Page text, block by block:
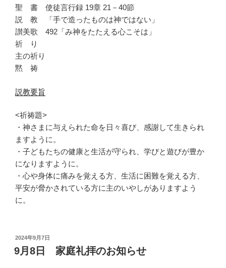
聖 書 使徒言行録 19章 21－40節
説 教 「手で造ったものは神ではない」
讃美歌 492「み神をたたえる心こそは」
祈 り
主の祈り
黙 祷
説教要旨
<祈祷題>
・神さまに与えられた命を日々喜び、感謝して生きられ
ますように。
・子どもたちの健康と生活が守られ、学びと遊びが豊か
になりますように。
・心や身体に痛みを覚える方、生活に困難を覚える方、
平安が脅かされている方に主のいやしがありますよう
に。
投
稿
日:
2024年9月7日
9月8日 家庭礼拝のお知らせ